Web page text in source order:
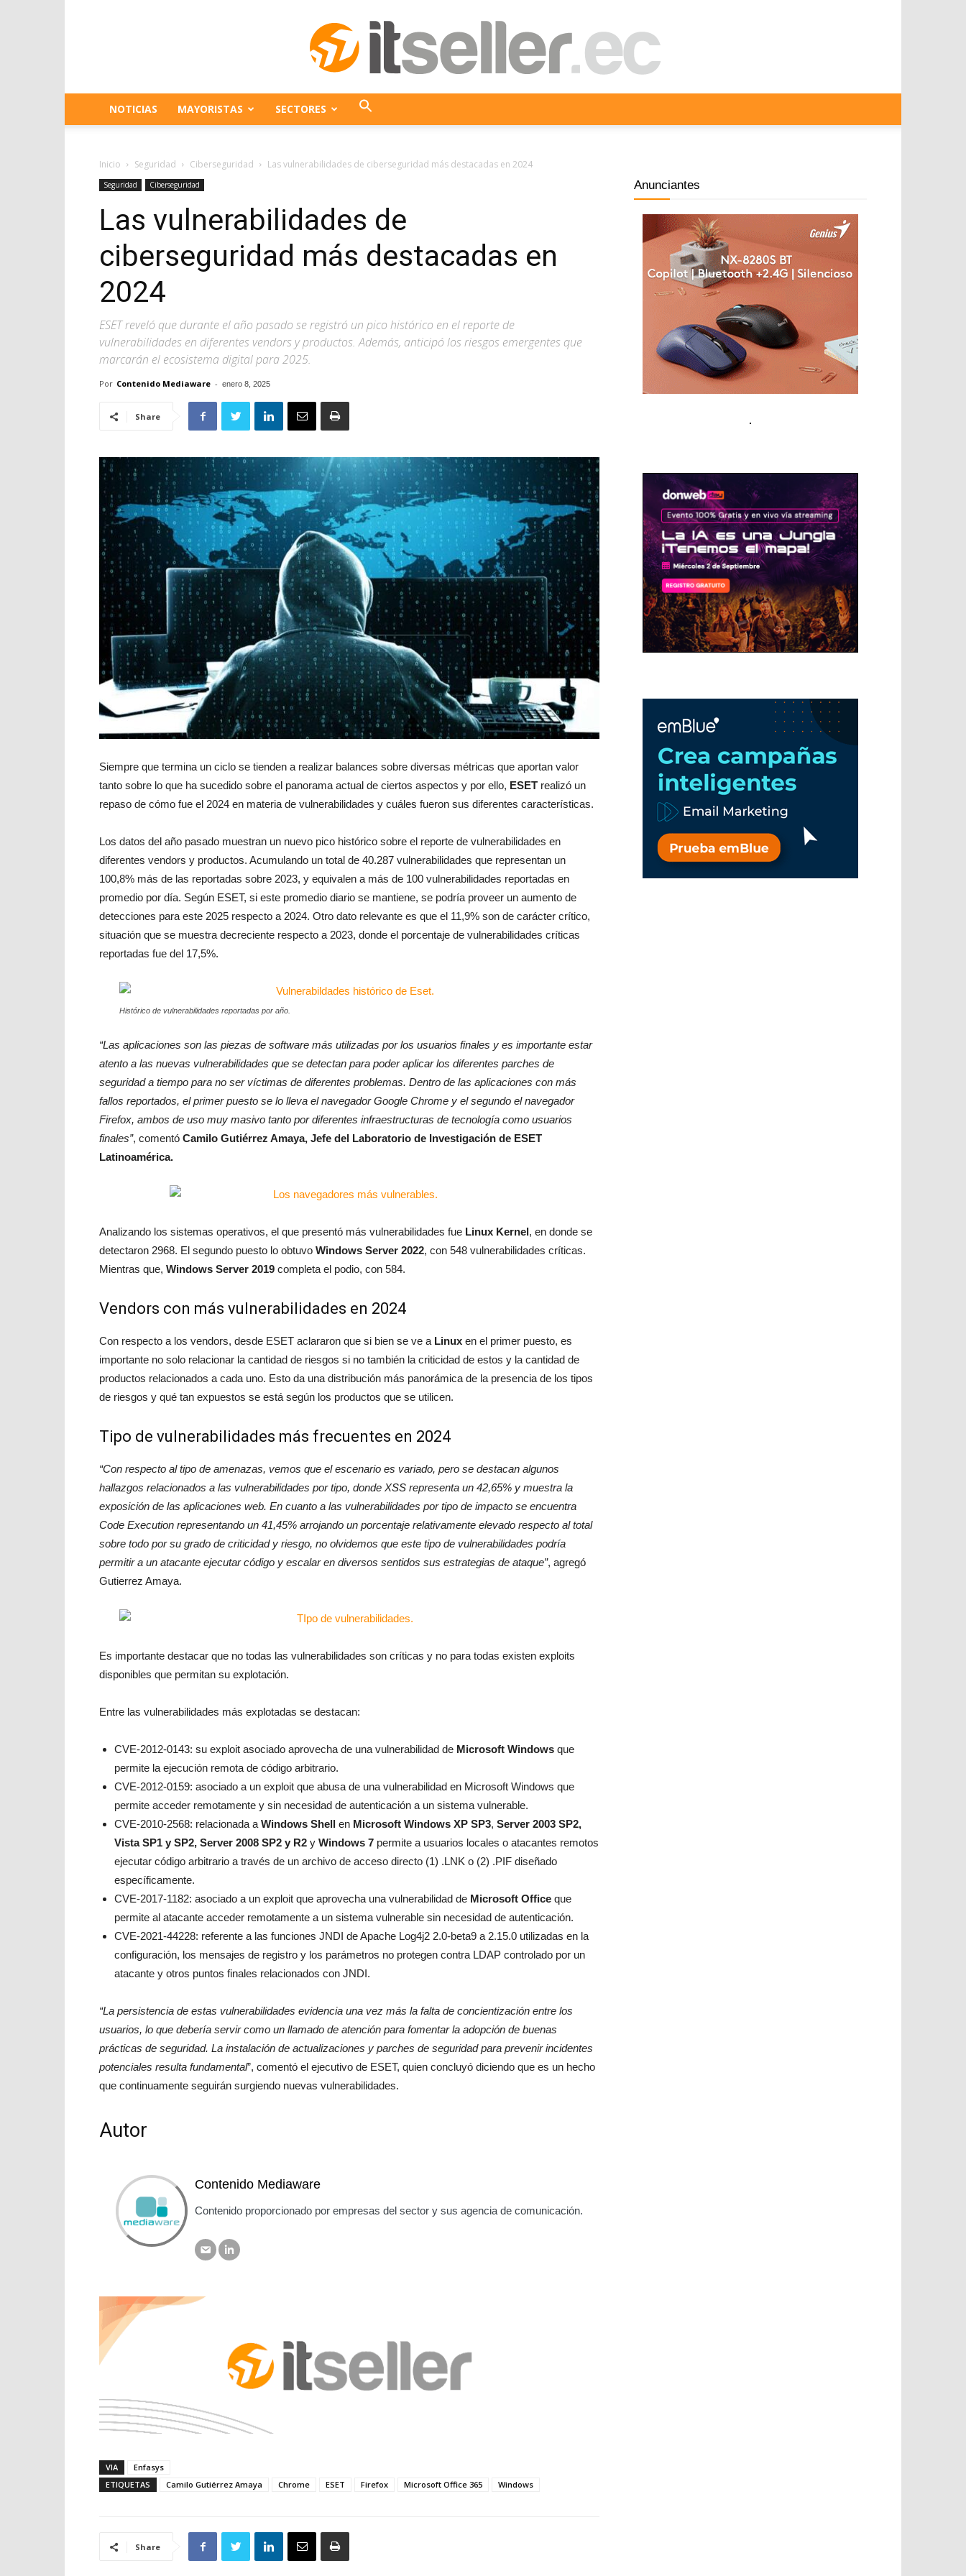
ITseller
NOTICIAS MAYORISTAS SECTORES
Inicio Seguridad Ciberseguridad Las vulnerabilidades de ciberseguridad más destacadas en 2024
Seguridad Ciberseguridad
Las vulnerabilidades de
ciberseguridad más destacadas en
2024
ESET reveló que durante el año pasado se registró un pico histórico en el reporte de
vulnerabilidades en diferentes vendors y productos. Además, anticipó los riesgos emergentes que
marcarán el ecosistema digital para 2025.
Por Contenido Mediaware - enero 8, 2025
Share
Siempre que termina un ciclo se tienden a realizar balances sobre diversas métricas que aportan valor
tanto sobre lo que ha sucedido sobre el panorama actual de ciertos aspectos y por ello, ESET realizó un
repaso de cómo fue el 2024 en materia de vulnerabilidades y cuáles fueron sus diferentes características.
Los datos del año pasado muestran un nuevo pico histórico sobre el reporte de vulnerabilidades en
diferentes vendors y productos. Acumulando un total de 40.287 vulnerabilidades que representan un
100,8% más de las reportadas sobre 2023, y equivalen a más de 100 vulnerabilidades reportadas en
promedio por día. Según ESET, si este promedio diario se mantiene, se podría proveer un aumento de
detecciones para este 2025 respecto a 2024. Otro dato relevante es que el 11,9% son de carácter crítico,
situación que se muestra decreciente respecto a 2023, donde el porcentaje de vulnerabilidades críticas
reportadas fue del 17,5%.
Histórico de vulnerabilidades reportadas por año.
“Las aplicaciones son las piezas de software más utilizadas por los usuarios finales y es importante estar
atento a las nuevas vulnerabilidades que se detectan para poder aplicar los diferentes parches de
seguridad a tiempo para no ser víctimas de diferentes problemas. Dentro de las aplicaciones con más
fallos reportados, el primer puesto se lo lleva el navegador Google Chrome y el segundo el navegador
Firefox, ambos de uso muy masivo tanto por diferentes infraestructuras de tecnología como usuarios
finales”, comentó Camilo Gutiérrez Amaya, Jefe del Laboratorio de Investigación de ESET
Latinoamérica.
Analizando los sistemas operativos, el que presentó más vulnerabilidades fue Linux Kernel, en donde se
detectaron 2968. El segundo puesto lo obtuvo Windows Server 2022, con 548 vulnerabilidades críticas.
Mientras que, Windows Server 2019 completa el podio, con 584.
Vendors con más vulnerabilidades en 2024
Con respecto a los vendors, desde ESET aclararon que si bien se ve a Linux en el primer puesto, es
importante no solo relacionar la cantidad de riesgos si no también la criticidad de estos y la cantidad de
productos relacionados a cada uno. Esto da una distribución más panorámica de la presencia de los tipos
de riesgos y qué tan expuestos se está según los productos que se utilicen.
Tipo de vulnerabilidades más frecuentes en 2024
“Con respecto al tipo de amenazas, vemos que el escenario es variado, pero se destacan algunos
hallazgos relacionados a las vulnerabilidades por tipo, donde XSS representa un 42,65% y muestra la
exposición de las aplicaciones web. En cuanto a las vulnerabilidades por tipo de impacto se encuentra
Code Execution representando un 41,45% arrojando un porcentaje relativamente elevado respecto al total
sobre todo por su grado de criticidad y riesgo, no olvidemos que este tipo de vulnerabilidades podría
permitir a un atacante ejecutar código y escalar en diversos sentidos sus estrategias de ataque”, agregó
Gutierrez Amaya.
Es importante destacar que no todas las vulnerabilidades son críticas y no para todas existen exploits
disponibles que permitan su explotación.
Entre las vulnerabilidades más explotadas se destacan:
CVE-2012-0143: su exploit asociado aprovecha de una vulnerabilidad de Microsoft Windows que
permite la ejecución remota de código arbitrario.
CVE-2012-0159: asociado a un exploit que abusa de una vulnerabilidad en Microsoft Windows que
permite acceder remotamente y sin necesidad de autenticación a un sistema vulnerable.
CVE-2010-2568: relacionada a Windows Shell en Microsoft Windows XP SP3, Server 2003 SP2,
Vista SP1 y SP2, Server 2008 SP2 y R2 y Windows 7 permite a usuarios locales o atacantes remotos
ejecutar código arbitrario a través de un archivo de acceso directo (1) .LNK o (2) .PIF diseñado
específicamente.
CVE-2017-1182: asociado a un exploit que aprovecha una vulnerabilidad de Microsoft Office que
permite al atacante acceder remotamente a un sistema vulnerable sin necesidad de autenticación.
CVE-2021-44228: referente a las funciones JNDI de Apache Log4j2 2.0-beta9 a 2.15.0 utilizadas en la
configuración, los mensajes de registro y los parámetros no protegen contra LDAP controlado por un
atacante y otros puntos finales relacionados con JNDI.
“La persistencia de estas vulnerabilidades evidencia una vez más la falta de concientización entre los
usuarios, lo que debería servir como un llamado de atención para fomentar la adopción de buenas
prácticas de seguridad. La instalación de actualizaciones y parches de seguridad para prevenir incidentes
potenciales resulta fundamental”, comentó el ejecutivo de ESET, quien concluyó diciendo que es un hecho
que continuamente seguirán surgiendo nuevas vulnerabilidades.
Autor
Contenido Mediaware
Contenido proporcionado por empresas del sector y sus agencia de comunicación.
VIA
Enfasys
ETIQUETAS
Camilo Gutiérrez Amaya Chrome ESET Firefox Microsoft Office 365 Windows
Share
Anunciantes